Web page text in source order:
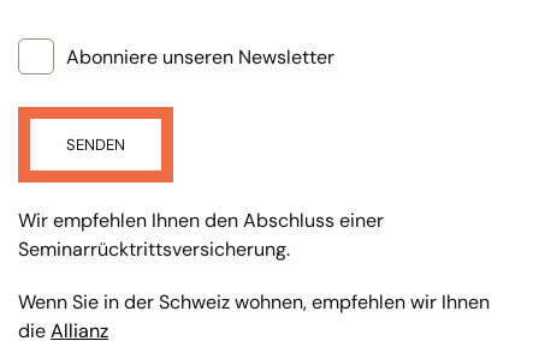
Abonniere unseren Newsletter
SENDEN
Wir empfehlen Ihnen den Abschluss einer
Seminarrücktrittsversicherung.
Wenn Sie in der Schweiz wohnen, empfehlen wir Ihnen
dieAllianz